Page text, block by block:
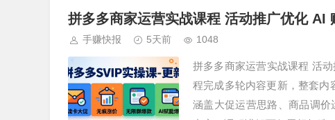
拼多多商家运营实战课程 活动推广优化 AI
手赚快报 5天前 1048
拼多多商家运营实战课程 活
程完成多轮内容更新，整套内
涵盖大促运营思路、商品调